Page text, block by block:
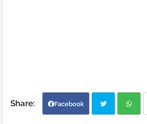
Facebook